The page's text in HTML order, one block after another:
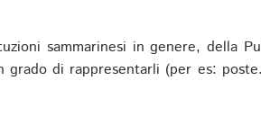
sammarinesi in genere, della
di rappresentarli (per es: